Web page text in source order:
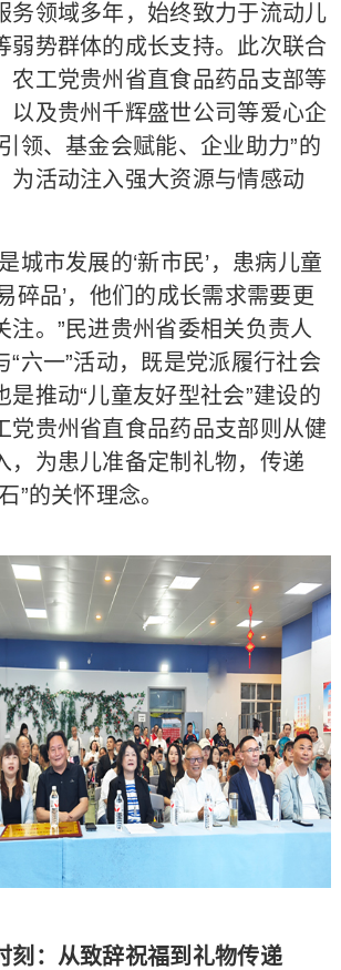
务领域多年，始终致力于流动儿
弱势群体的成长支持。此次联合
农工党贵州省直食品药品支部等
以及贵州千辉盛世公司等爱心企
领、基金会赋能、企业助力”的
为活动注入强大资源与情感动
市发展的‘新市民’，患病儿童
碎品’，他们的成长需求需要更
注。”民进贵州省委相关负责人
“六一”活动，既是党派履行社会
是推动“儿童友好型社会”建设的
党贵州省直食品药品支部则从健
，为患儿准备定制礼物，传递
”的关怀理念。
刻：从致辞祝福到礼物传递